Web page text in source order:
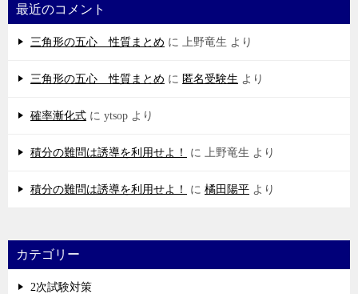
最近のコメント
三角形の五心 性質まとめ に 上野竜生 より
三角形の五心 性質まとめ に 匿名受験生 より
確率漸化式 に ytsop より
積分の難問は誘導を利用せよ！ に 上野竜生 より
積分の難問は誘導を利用せよ！ に 橘田陽平 より
カテゴリー
2次試験対策